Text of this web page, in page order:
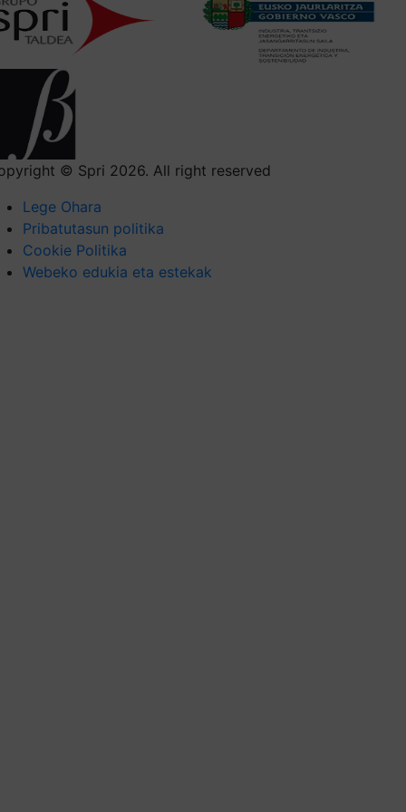
© Spri 2026. All right reserved
Lege Ohara
Pribatutasun politika
Cookie Politika
Webeko edukia eta estekak